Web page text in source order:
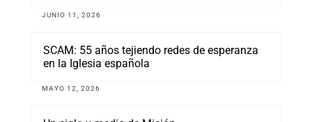
JUNIO 11, 2026
SCAM: 55 años tejiendo redes de esperanza
en la Iglesia española
MAYO 12, 2026